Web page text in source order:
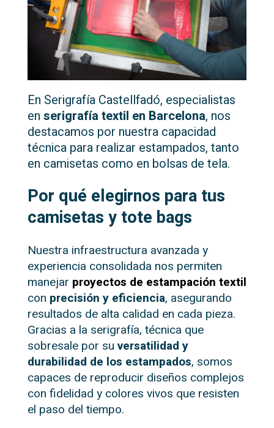
En Serigrafía Castellfadó, especialistas
en serigrafía textil en Barcelona, nos
destacamos por nuestra capacidad
técnica para realizar estampados, tanto
en camisetas como en bolsas de tela.
Por qué elegirnos para tus
camisetas y tote bags
Nuestra infraestructura avanzada y
experiencia consolidada nos permiten
manejar proyectos de estampación textil
con precisión y eficiencia, asegurando
resultados de alta calidad en cada pieza.
Gracias a la serigrafía, técnica que
sobresale por suversatilidad y
durabilidad de los estampados, somos
capaces de reproducir diseños complejos
con fidelidad y colores vivos que resisten
el paso del tiempo.